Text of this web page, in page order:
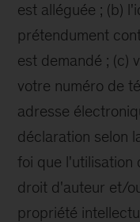
est alléguée ; (b)
prétendument
est demandé ; (c)
votre numéro de
adresse
déclaration selon
foi que
droit d'auteur et/
propriété